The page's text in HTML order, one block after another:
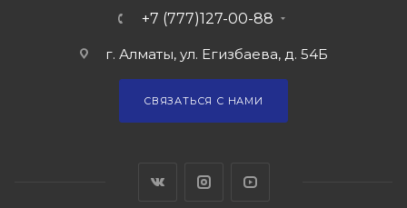
+7 (777)127-00-88
г. Алматы, ул. Егизбаева, д. 54Б
СВЯЗАТЬСЯ С НАМИ